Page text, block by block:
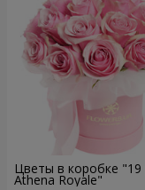
Цветы в коробке "19
Athena Royale"